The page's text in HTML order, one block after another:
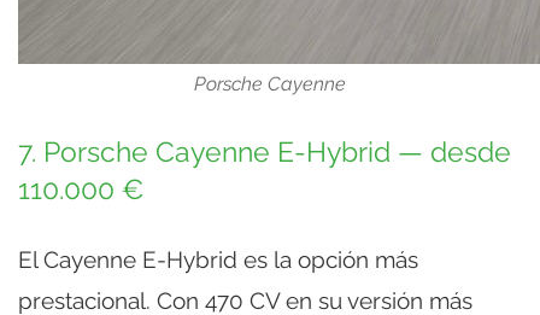
Porsche Cayenne
7. Porsche Cayenne E-Hybrid — desde
110.000 €
El Cayenne E-Hybrid es la opción más
prestacional. Con 470 CV en su versión más